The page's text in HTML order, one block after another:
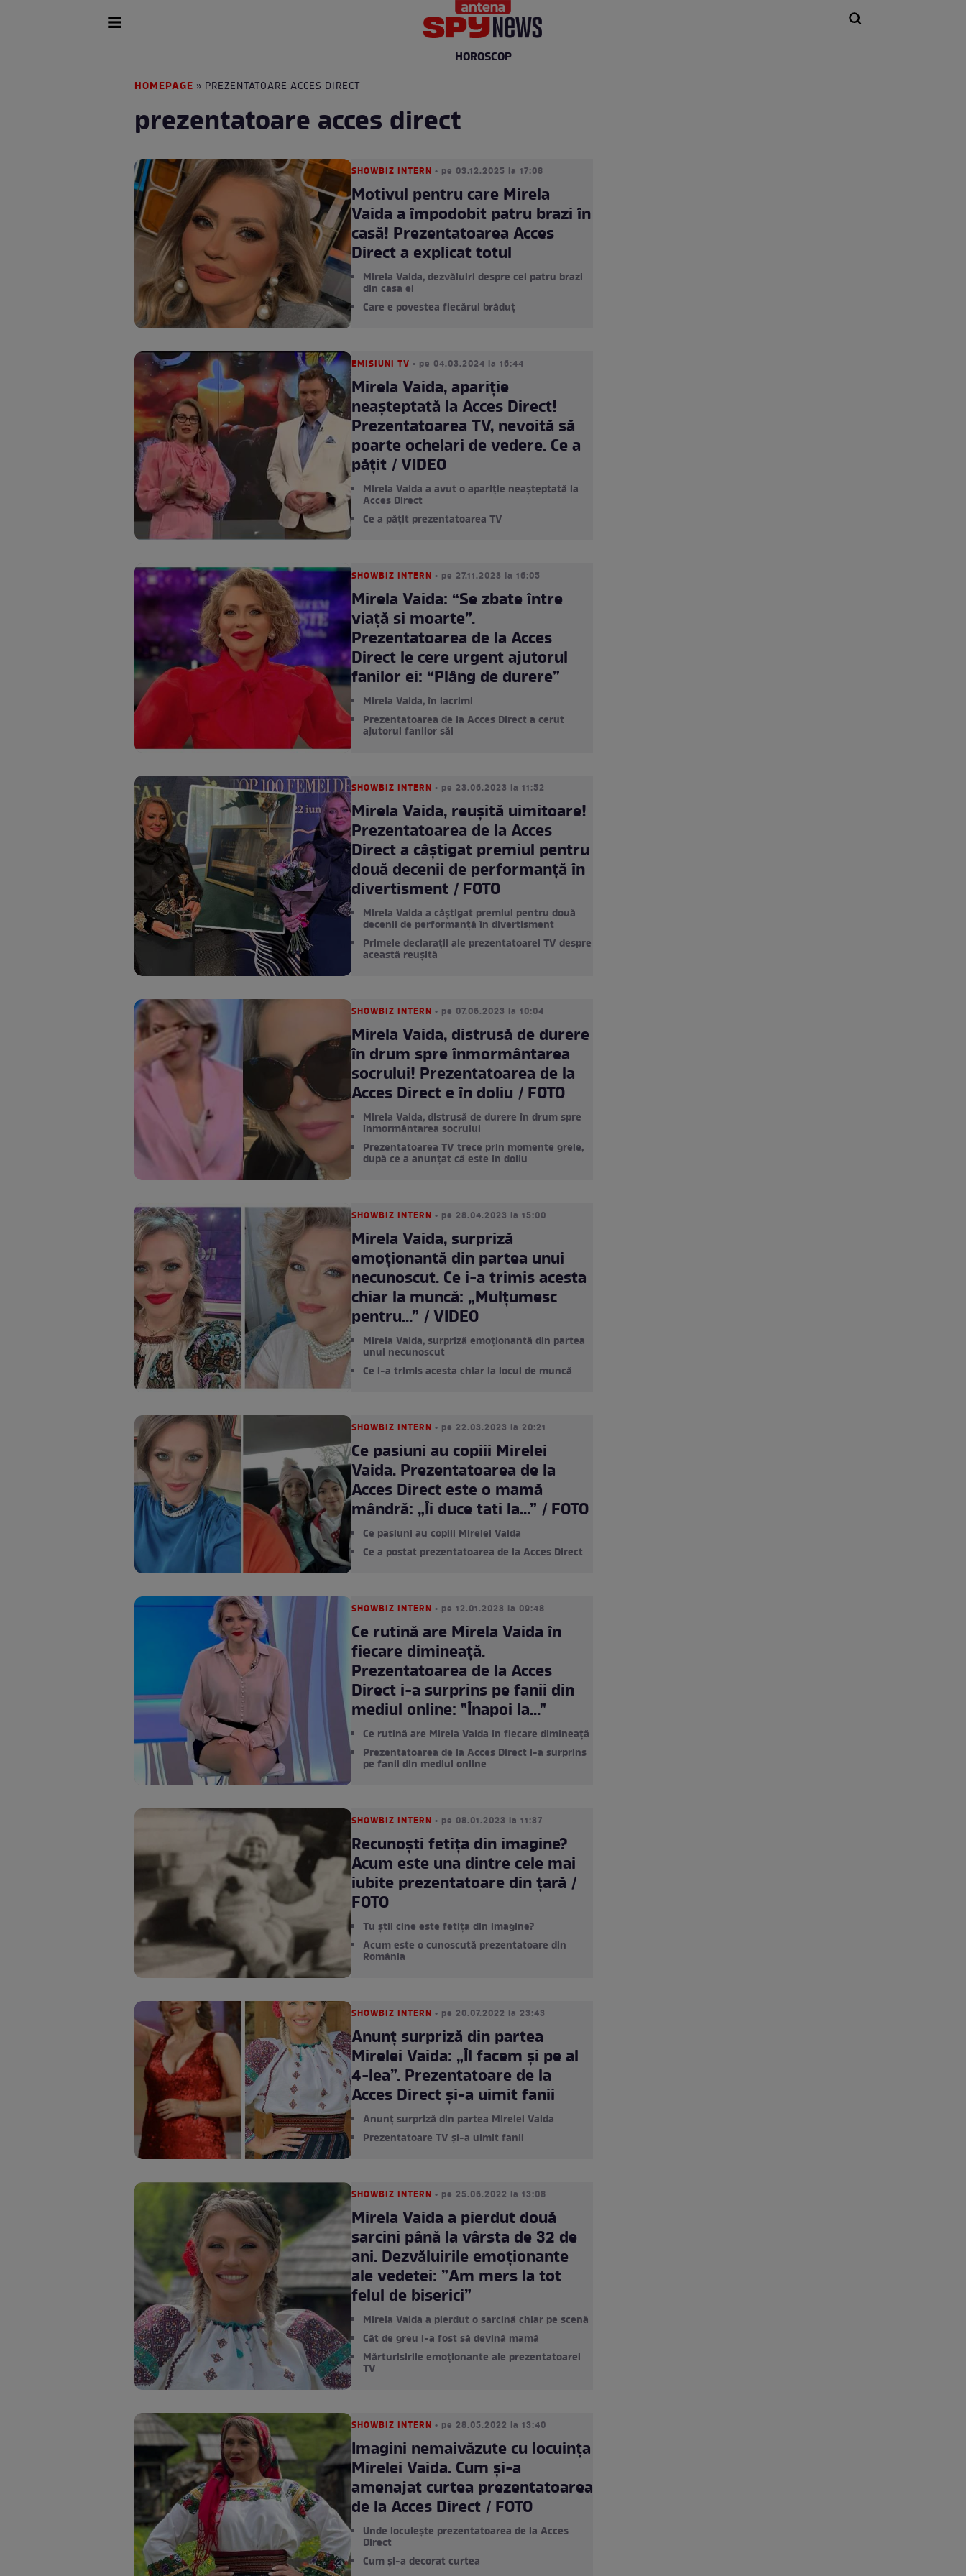
HOROSCOP
HOMEPAGE » PREZENTATOARE ACCES DIRECT
prezentatoare acces direct
SHOWBIZ INTERN • pe 03.12.2025 la 17:08
Motivul pentru care Mirela
Vaida a împodobit patru brazi în
casă! Prezentatoarea Acces
Direct a explicat totul
Mirela Vaida, dezvăluiri despre cei patru brazi
din casa ei
Care e povestea fiecărui brăduț
EMISIUNI TV • pe 04.03.2024 la 16:44
Mirela Vaida, apariție
neașteptată la Acces Direct!
Prezentatoarea TV, nevoită să
poarte ochelari de vedere. Ce a
pățit / VIDEO
Mirela Vaida a avut o apariție neașteptată la
Acces Direct
Ce a pățit prezentatoarea TV
SHOWBIZ INTERN • pe 27.11.2023 la 16:05
Mirela Vaida: “Se zbate între
viață si moarte”.
Prezentatoarea de la Acces
Direct le cere urgent ajutorul
fanilor ei: “Plâng de durere”
Mirela Vaida, în lacrimi
Prezentatoarea de la Acces Direct a cerut
ajutorul fanilor săi
SHOWBIZ INTERN • pe 23.06.2023 la 11:52
Mirela Vaida, reușită uimitoare!
Prezentatoarea de la Acces
Direct a câștigat premiul pentru
două decenii de performanță în
divertisment / FOTO
Mirela Vaida a câștigat premiul pentru două
decenii de performanță în divertisment
Primele declarații ale prezentatoarei TV despre
această reușită
SHOWBIZ INTERN • pe 07.06.2023 la 10:04
Mirela Vaida, distrusă de durere
în drum spre înmormântarea
socrului! Prezentatoarea de la
Acces Direct e în doliu / FOTO
Mirela Vaida, distrusă de durere în drum spre
înmormântarea socrului
Prezentatoarea TV trece prin momente grele,
după ce a anunțat că este în doliu
SHOWBIZ INTERN • pe 28.04.2023 la 15:00
Mirela Vaida, surpriză
emoționantă din partea unui
necunoscut. Ce i-a trimis acesta
chiar la muncă: „Mulțumesc
pentru...” / VIDEO
Mirela Vaida, surpriză emoționantă din partea
unui necunoscut
Ce i-a trimis acesta chiar la locul de muncă
SHOWBIZ INTERN • pe 22.03.2023 la 20:21
Ce pasiuni au copiii Mirelei
Vaida. Prezentatoarea de la
Acces Direct este o mamă
mândră: „Îi duce tati la...” / FOTO
Ce pasiuni au copiii Mirelei Vaida
Ce a postat prezentatoarea de la Acces Direct
SHOWBIZ INTERN • pe 12.01.2023 la 09:48
Ce rutină are Mirela Vaida în
fiecare dimineață.
Prezentatoarea de la Acces
Direct i-a surprins pe fanii din
mediul online: "Înapoi la..."
Ce rutină are Mirela Vaida în fiecare dimineață
Prezentatoarea de la Acces Direct i-a surprins
pe fanii din mediul online
SHOWBIZ INTERN • pe 08.01.2023 la 11:37
Recunoști fetița din imagine?
Acum este una dintre cele mai
iubite prezentatoare din țară /
FOTO
Tu știi cine este fetița din imagine?
Acum este o cunoscută prezentatoare din
România
SHOWBIZ INTERN • pe 20.07.2022 la 23:43
Anunț surpriză din partea
Mirelei Vaida: „Îl facem și pe al
4-lea”. Prezentatoare de la
Acces Direct și-a uimit fanii
Anunț surpriză din partea Mirelei Vaida
Prezentatoare TV și-a uimit fanii
SHOWBIZ INTERN • pe 25.06.2022 la 13:08
Mirela Vaida a pierdut două
sarcini până la vârsta de 32 de
ani. Dezvăluirile emoționante
ale vedetei: ”Am mers la tot
felul de biserici”
Mirela Vaida a pierdut o sarcină chiar pe scenă
Cât de greu i-a fost să devină mamă
Mărturisirile emoționante ale prezentatoarei
TV
SHOWBIZ INTERN • pe 28.05.2022 la 13:40
Imagini nemaivăzute cu locuința
Mirelei Vaida. Cum și-a
amenajat curtea prezentatoarea
de la Acces Direct / FOTO
Unde locuiește prezentatoarea de la Acces
Direct
Cum și-a decorat curtea